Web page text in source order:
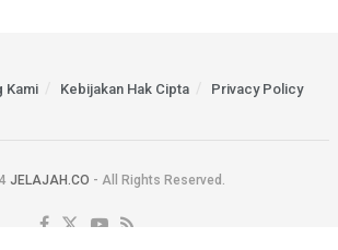
Kami Kebijakan Hak Cipta Privacy Policy
JELAJAH.CO - All Rights Reserved.